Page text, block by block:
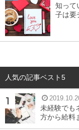
知って
子は要
人気の記事ベスト5
未経験でも
方から給料